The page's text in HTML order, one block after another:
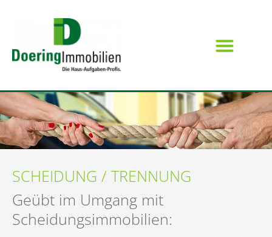
SCHEIDUNG / TRENNUNG
Geübt im Umgang mit
Scheidungsimmobilien: